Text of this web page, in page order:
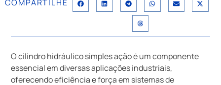
COMPARTILHE
O cilindro hidráulico simples ação é um componente
essencial em diversas aplicações industriais,
oferecendo eficiência e força em sistemas de